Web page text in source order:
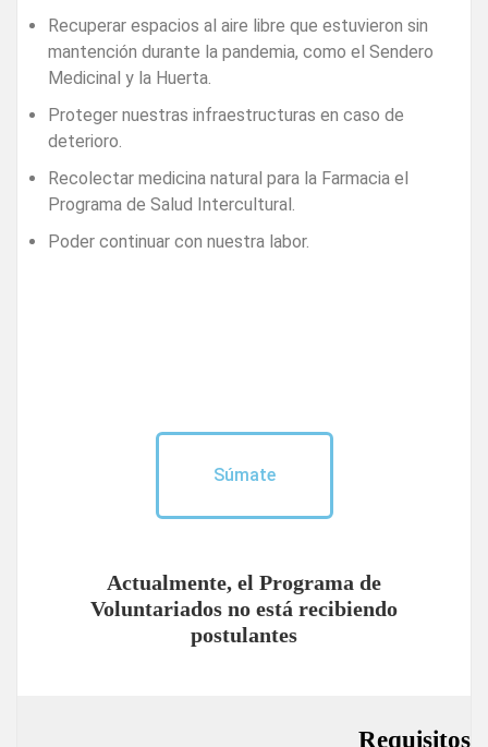
Recuperar espacios al aire libre que estuvieron sin
mantención durante la pandemia, como el Sendero
Medicinal y la Huerta.
Proteger nuestras infraestructuras en caso de
deterioro.
Recolectar medicina natural para la Farmacia el
Programa de Salud Intercultural.
Poder continuar con nuestra labor.
Súmate
Actualmente, el Programa de
Voluntariados no está recibiendo
postulantes
Requisitos